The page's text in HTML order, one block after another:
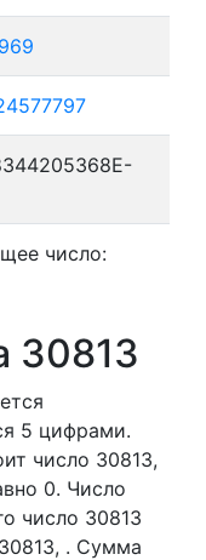
число:
30813
5 цифрами.
число 30813,
0. Число
число 30813
30813, . Сумма